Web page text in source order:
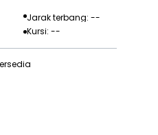
Jarak terbang: --
Kursi: --